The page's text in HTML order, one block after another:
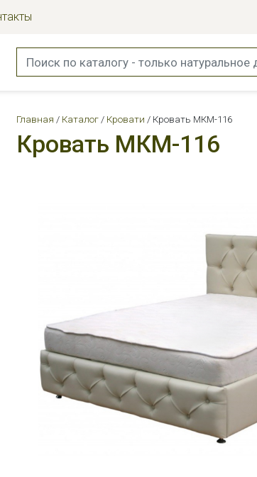
Главная Каталог Кровати Кровать МКМ-116
Кровать МКМ-116